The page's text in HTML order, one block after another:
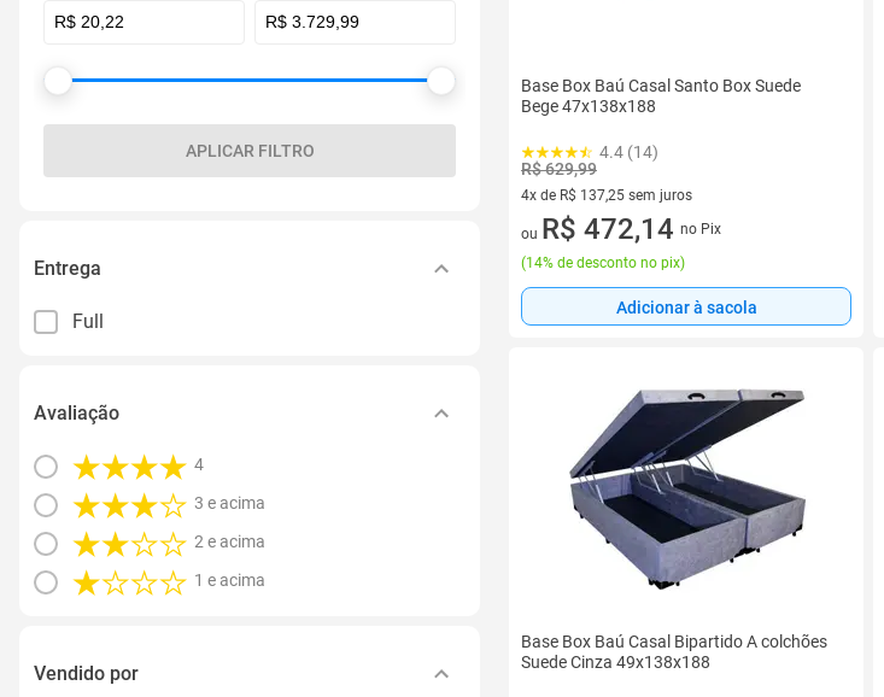
APLICAR FILTRO
Entrega
Full
Avaliação
4
3 e acima
2 e acima
1 e acima
Vendido por
Base Box Baú Casal Santo Box Suede
Bege 47x138x188
4.4 (14)
R$ 629,99
4x de R$ 137,25 sem juros
4 vez de R$ 137,25 sem juros
ou R$ 472,14 no Pix
(14% de desconto no pix)
Adicionar à sacola
Base Box Baú Casal Bipartido A colchões
Suede Cinza 49x138x188